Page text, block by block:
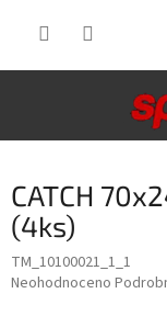
CATCH
(4ks)
TM_10100021_1_1
Průměrné
Neohodnoceno